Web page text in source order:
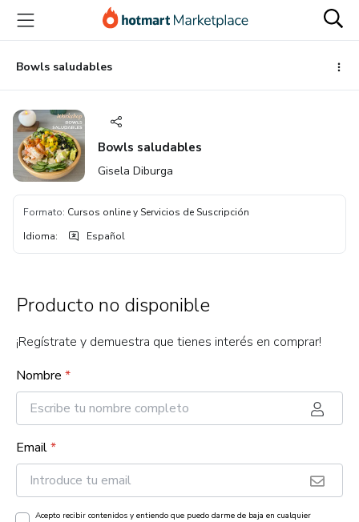
principal
página
de
página
Bowls saludables
Bowls saludables
Gisela Diburga
Formato: Cursos online y Servicios de Suscripción
Idioma: Español
Producto no disponible
¡Regístrate y demuestra que tienes interés en comprar!
Nombre *
Email*
Acepto recibir contenidos y entiendo que puedo darme de baja en cualquier